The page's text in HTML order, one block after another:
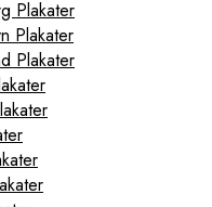
Plakater
Plakater
Plakater